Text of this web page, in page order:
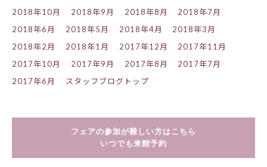
2018年10月
2018年9月 2018年8月
2018年7月
2018年6月
2018年5月 2018年4月
2018年3月
2018年2月
2018年1月 2017年12月
2017年11月
2017年10月
2017年9月 2017年8月
2017年7月
2017年6月
スタッフブログトップ
フェアの参加が難しい方はこちら
いつでも来館予約